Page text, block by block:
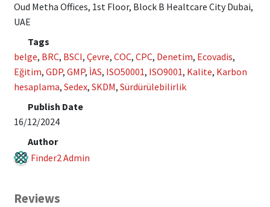
Oud Metha Offices, 1st Floor, Block B Healtcare City Dubai,
UAE
Tags
belge, BRC, BSCI, Çevre, COC, CPC, Denetim, Ecovadis,
Eğitim, GDP, GMP, İAS, ISO50001, ISO9001, Kalite, Karbon
hesaplama, Sedex, SKDM, Sürdürülebilirlik
Publish Date
16/12/2024
Author
Finder2 Admin
Reviews